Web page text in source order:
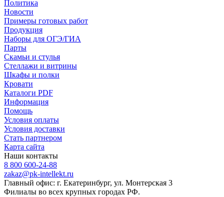
Политика
Новости
Примеры готовых работ
Продукция
Наборы для ОГЭ/ГИА
Парты
Скамьи и стулья
Стеллажи и витрины
Шкафы и полки
Кровати
Каталоги PDF
Информация
Помощь
Условия оплаты
Условия доставки
Стать партнером
Карта сайта
Наши контакты
8 800 600-24-88
zakaz@pk-intellekt.ru
Главный офис: г. Екатеринбург, ул. Монтерская 3
Филиалы во всех крупных городах РФ.